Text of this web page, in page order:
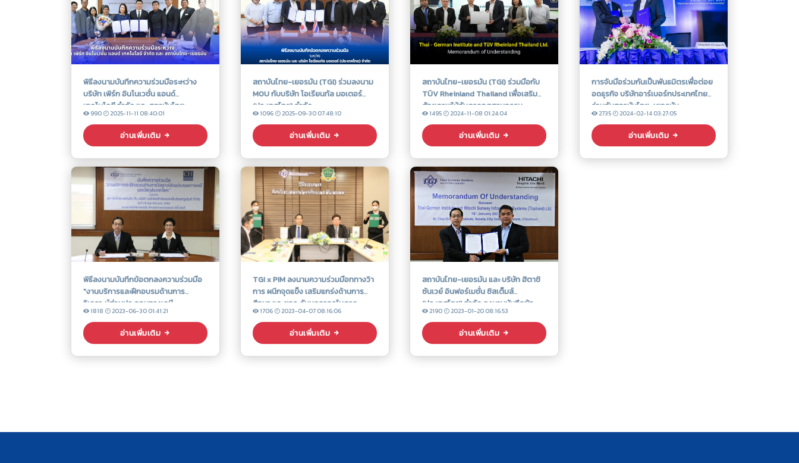
พิธีลงนามบันทึกความร่วมมือระหว่าง
บริษัท เพิร์ก อินโนเวชั่น แอนด์
เทคโนโลยี จำกัด และ สถาบันไทย-
เยอรมัน (TGI)
990 2025-11-11 08:40:01
อ่านเพิ่มเติม
สถาบันไทย-เยอรมัน (TGI) ร่วมลงนาม
MOU กับบริษัท โอเรียนทัล มอเตอร์
(ประเทศไทย) จำกัด
1096 2025-09-30 07:48:10
อ่านเพิ่มเติม
สถาบันไทย-เยอรมัน (TGI) ร่วมมือกับ
TÜV Rheinland Thailand เพื่อเสริม
ศักยภาพให้กับภาคอุตสาหกรรม
1495 2024-11-08 01:24:04
อ่านเพิ่มเติม
การจับมือร่วมกันเป็นพันธมิตรเพื่อต่อย
อดธุรกิจ บริษัทอาร์เบอร์กประเทศไทย
ร่วมกับสถาบันไทย-เยอรมัน
2735 2024-02-14 03:27:05
อ่านเพิ่มเติม
พิธีลงนามบันทึกข้อตกลงความร่วมมือ
"งานบริการและฝึกอบรมด้านการ
วิเคราะห์ส่วนประกอบทางเคมี
1818 2023-06-30 01:41:21
อ่านเพิ่มเติม
TGI x PIM ลงนามความร่วมมือททางวิา
การ ผนึกจุดแข็ง เสริมแกร่งด้านการ
ศึกษา และยกระดับบุคลากรในภาค
อุตสาหกรรม
1706 2023-04-07 08:16:06
อ่านเพิ่มเติม
สถาบันไทย-เยอรมัน และ บริษัท ฮิตาชิ
ซันเวย์ อินฟอร์เมชั่น ซิสเต็มส์
(ประเทศไทย) จำกัด ลงนามบันทึกข้อ
ตกลงต่อสัญญาความร่วมมือ (MOU)
2190 2023-01-20 08:16:53
อ่านเพิ่มเติม